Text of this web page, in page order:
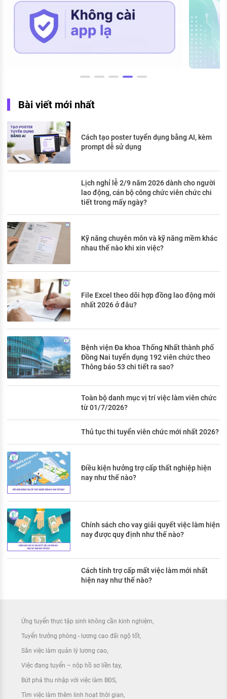
Bài viết mới nhất
Cách tạo poster tuyển dụng bằng AI, kèm
prompt dễ sử dụng
Lịch nghỉ lễ 2/9 năm 2026 dành cho người
lao động, cán bộ công chức viên chức chi
tiết trong mấy ngày?
Kỹ năng chuyên môn và kỹ năng mềm khác
nhau thế nào khi xin việc?
File Excel theo dõi hợp đồng lao động mới
nhất 2026 ở đâu?
Bệnh viện Đa khoa Thống Nhất thành phố
Đồng Nai tuyển dụng 192 viên chức theo
Thông báo 53 chi tiết ra sao?
Toàn bộ danh mục vị trí việc làm viên chức
từ 01/7/2026?
Thủ tục thi tuyển viên chức mới nhất 2026?
Điều kiện hưởng trợ cấp thất nghiệp hiện
nay như thế nào?
Chính sách cho vay giải quyết việc làm hiện
nay được quy định như thế nào?
Cách tính trợ cấp mất việc làm mới nhất
hiện nay như thế nào?
Ứng tuyển thực tập sinh không cần kinh nghiệm
Tuyển trưởng phòng - lương cao đãi ngộ tốt
Săn việc làm quản lý lương cao
Việc đang tuyển – nộp hồ sơ liền tay
Bứt phá thu nhập với việc làm BĐS
Tìm việc làm thêm linh hoạt thời gian